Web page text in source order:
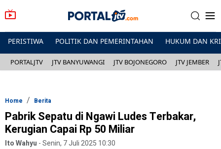
PERISTIWA POLITIK DAN PEMERINTAHAN HUKUM DAN
PORTALJTV JTV BANYUWANGI JTV BOJONEGORO JTV JEMBER
Home Berita
Pabrik Sepatu di Ngawi Ludes Terbakar,
Kerugian Capai Rp 50 Miliar
Ito Wahyu -Senin, 7 Juli 2025 10:30